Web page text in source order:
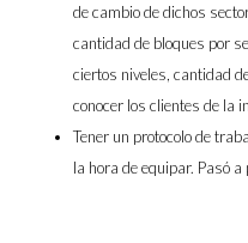
de cambio de dichos
cantidad de bloques por
ciertos niveles, cantidad
conocer los clientes de la
Tener un protocolo de
la hora de equipar. Pasó a